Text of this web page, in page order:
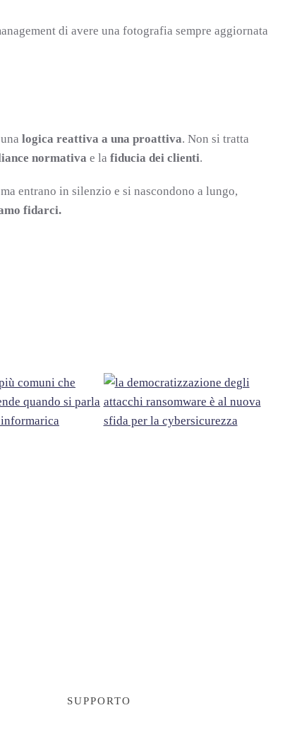
di avere una fotografia sempre aggiornata
logica reattiva a una proattiva. Non si tratta
normativa e la fiducia dei clienti.
entrano in silenzio e si nascondono a lungo,
fidarci.
SUPPORTO